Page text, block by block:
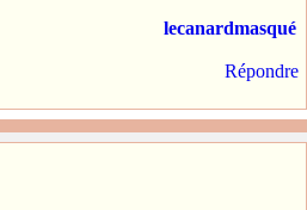
lecanardmasqué
Répondre